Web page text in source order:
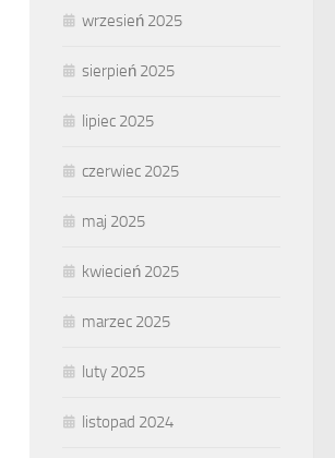
wrzesień 2025
sierpień 2025
lipiec 2025
czerwiec 2025
maj 2025
kwiecień 2025
marzec 2025
luty 2025
listopad 2024